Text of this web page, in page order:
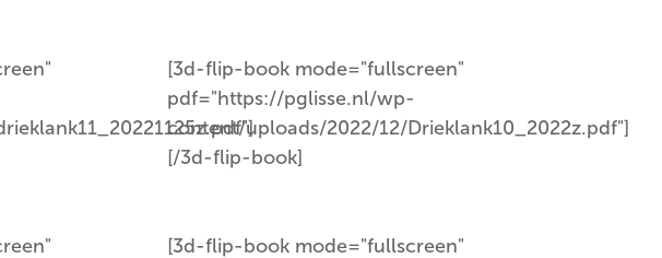
[3d-flip-book mode="fullscreen"
pdf="https://pglisse.nl/wp-
content/uploads/2022/12/Drieklank10_2022z.pdf"]
[/3d-flip-book]
[3d-flip-book mode="fullscreen"